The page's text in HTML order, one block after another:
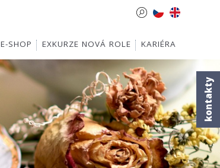
kontakty
E-SHOP EXKURZE NOVÁ ROLE KARIÉRA